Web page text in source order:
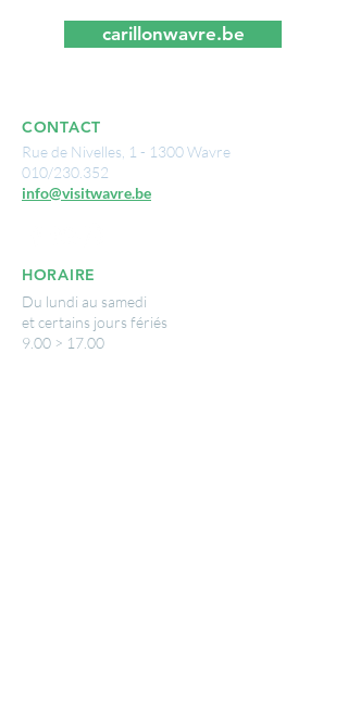
carillonwavre.be
CONTACT
Rue de Nivelles, 1 - 1300 Wavre
010/230.352
info@visitwavre.be
HORAIRE
Du lundi au samedi
et certains jours fériés
9.00 > 17.00